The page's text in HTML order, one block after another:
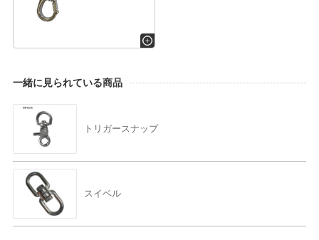
一緒に見られている商品
トリガースナップ
スイベル